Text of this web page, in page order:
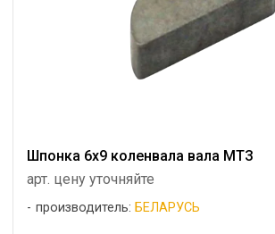
Шпонка 6х9 коленвала вала МТЗ
арт. цену уточняйте
производитель: БЕЛАРУСЬ